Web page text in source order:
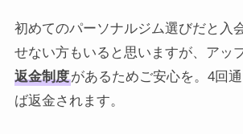
初めてのパーソナルジム選びだと入
せない方もいると思いますが、アッ
返金制度があるためご安心を。4回
ば返金されます。